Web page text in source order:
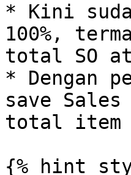
* Kini
100%,
total SO
* Dengan
save
total item
{% hint